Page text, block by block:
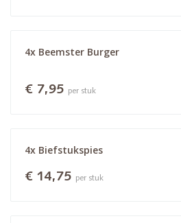
4x Beemster Burger
€ 7,95 per stuk
4x Biefstukspies
€ 14,75 per stuk